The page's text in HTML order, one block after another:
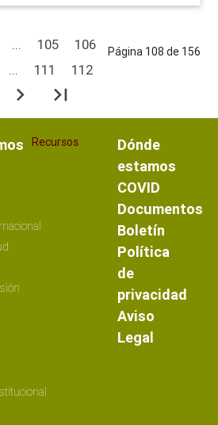
Página 108 de 156
... 105
106
... 111 112
navigate_next last_page
Recursos
Dónde
estamos
COVID
Documentos
Boletín
Política
de
privacidad
Aviso
Legal